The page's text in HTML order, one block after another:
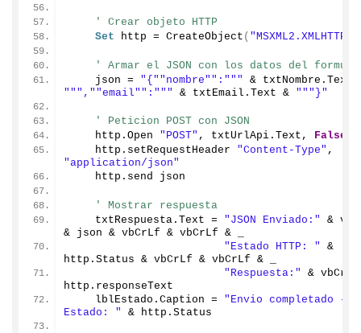
' Crear objeto HTTP
Set http = CreateObject (
' Armar el JSON con los datos del
    json =
"{" "nombre" ":" "" & txtNombre. Text
"" "," "email" ":" "" & txtEmail. Text & "" "}"
' Peticion POST con JSON
    http.
Open "POST" , txtUrlApi. Text , False
    http.
setRequestHeader "Content-Type"
"application/json"
    http.
send json
' Mostrar respuesta
    txtRespuesta.
Text = "JSON Enviado:"
&
& json & vbCrLf & vbCrLf & _
"Estado HTTP: "
&
http. Status & vbCrLf & vbCrLf & _
"Respuesta:"
&
http. responseText
    lblEstado.
Caption = "Envio completado -
Estado: "
& http. Status